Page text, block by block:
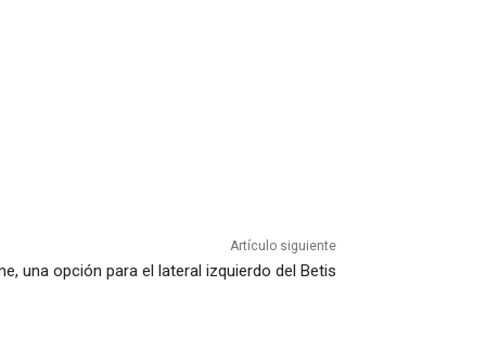
Artículo siguiente
una opción para el lateral izquierdo del Betis